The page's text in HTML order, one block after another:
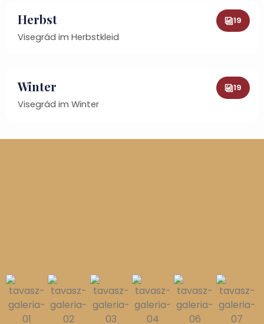
19
Herbst
Visegrád im Herbstkleid
19
Winter
Visegrád im Winter